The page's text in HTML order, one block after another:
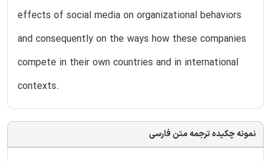
effects of social media on organizational behaviors
and consequently on the ways how these companies
compete in their own countries and in international
contexts.
نمونه چکیده ترجمه متن فارسی